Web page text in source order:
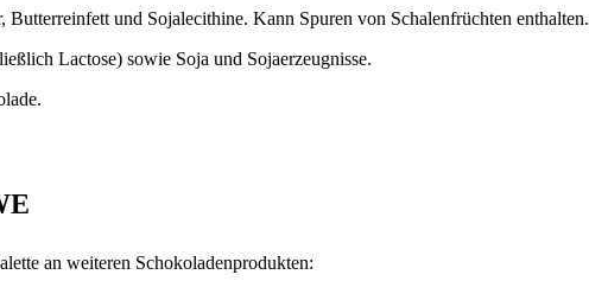
und Sojalecithine. Kann Spuren von Schalenfrüchten enthalten.
Lactose) sowie Soja und Sojaerzeugnisse.
an weiteren Schokoladenprodukten: